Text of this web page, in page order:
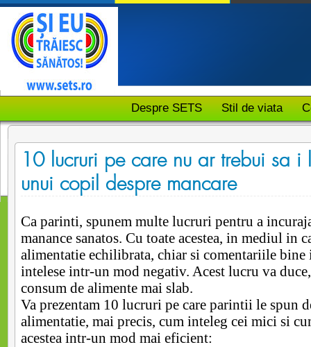
Despre SETS Stil de viata
10 lucruri pe care nu ar trebui sa i
unui copil despre mancare
Ca parinti, spunem multe lucruri pentru a
manance sanatos. Cu toate acestea, in mediul in
alimentatie echilibrata, chiar si comentariile
intelese intr-un mod negativ. Acest lucru va
consum de alimente mai slab.
Va prezentam 10 lucruri pe care parintii le spun
alimentatie, mai precis, cum inteleg cei mici si
acestea intr-un mod mai eficient: